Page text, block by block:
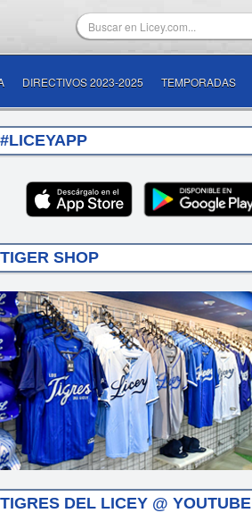
DIRECTIVOS 2023-2025 TEMPORADAS
#LICEYAPP
TIGER SHOP
TIGRES DEL LICEY @ YOUTUBE